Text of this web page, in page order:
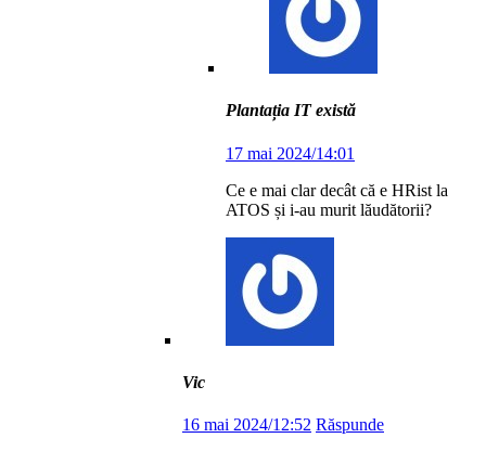
Plantația IT există
17 mai 2024/14:01
Ce e mai clar decât că e HRist la
ATOS și i-au murit lăudătorii?
Vic
16 mai 2024/12:52 Răspunde